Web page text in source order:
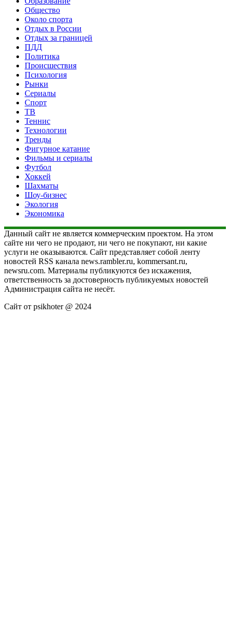
Общество
Около спорта
Отдых в России
Отдых за границей
ПДД
Политика
Происшествия
Психология
Рынки
Сериалы
Спорт
ТВ
Теннис
Технологии
Тренды
Фигурное катание
Фильмы и сериалы
Футбол
Хоккей
Шахматы
Шоу-бизнес
Экология
Экономика
Данный сайт не является коммерческим проектом. На этом
сайте ни чего не продают, ни чего не покупают, ни какие
услуги не оказываются. Сайт представляет собой ленту
новостей RSS канала news.rambler.ru, kommersant.ru,
newsru.com. Материалы публикуются без искажения,
ответственность за достоверность публикуемых новостей
Администрация сайта не несёт.
Сайт от psikhoter @ 2024